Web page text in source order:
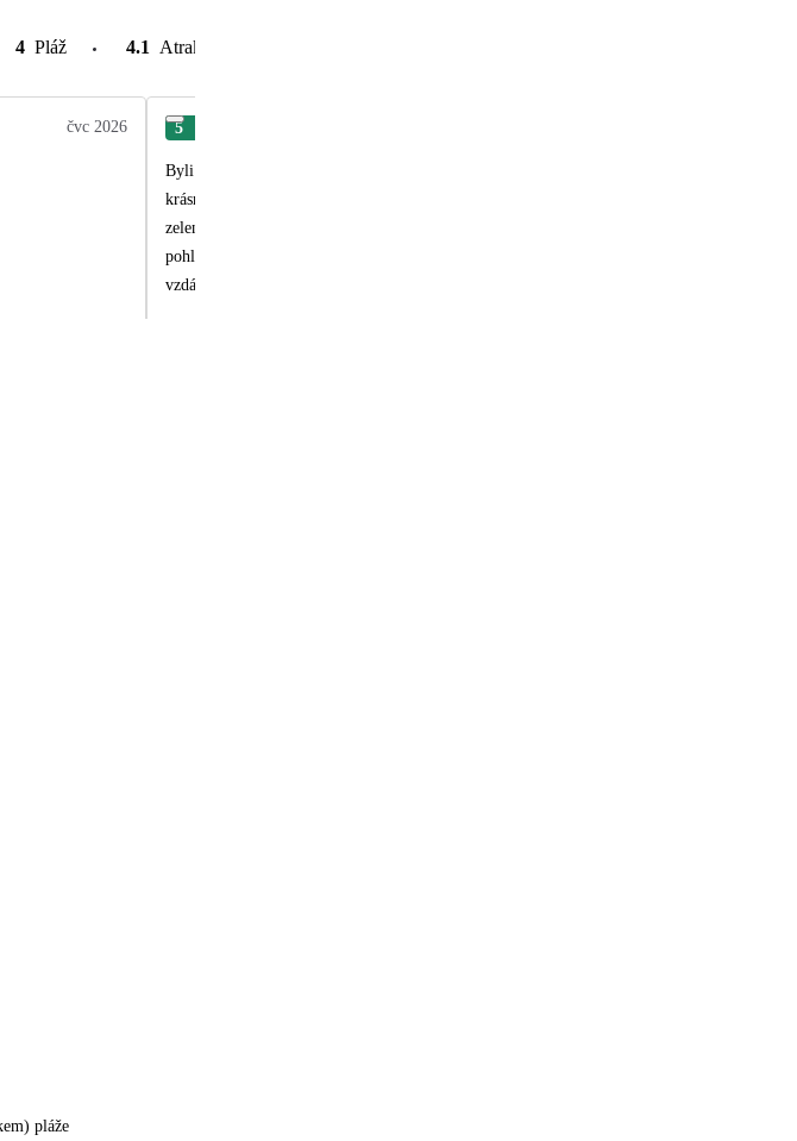
4 Pláž 4.1 Atrakce v okolí
čvc 2026 5
Byli jsme spokojeni. Neměli jsme velká očekávání, nehledali jsme luxus, ale slušné
krásný výhled z pokoje na hory. Okolí hotelu je pěkné, udržované. Stravování už jsme zažili
zeleninových salátů, ovoce. Zákusky nám moc nechutnaly. Moře pěkné, průzračné, pláž je
pohled nenadchne, ale koupání bylo výborné, voda teplá. Dá se podniknout hodně výletů
vzdálenosti jsou dost velké.
pláže